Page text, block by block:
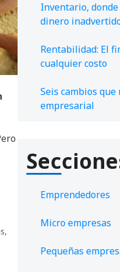
,
Inventario,
dinero
Rentabilidad: El
cualquier costo
Seis cambios
empresarial
Emprendedores
Micro empresas
Pequeñas